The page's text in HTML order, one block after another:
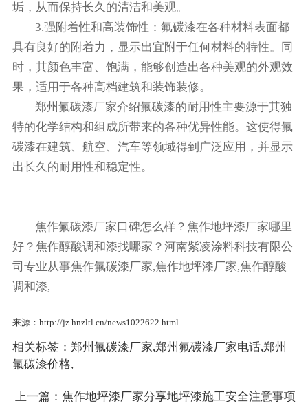
垢，从而保持长久的清洁和美观。
3.强附着性和高装饰性：氟碳漆在各种材料表面都
具有良好的附着力，显示出宜附于任何材料的特性。同
时，其颜色丰富、饱满，能够创造出各种美观的外观效
果，适用于各种高档建筑和装饰装修。
郑州氟碳漆厂家介绍氟碳漆的耐用性主要源于其独
特的化学结构和组成所带来的各种优异性能。这使得氟
碳漆在建筑、航空、汽车等领域得到广泛应用，并显示
出长久的耐用性和稳定性。
焦作氟碳漆厂家口碑怎么样？焦作地坪漆厂家哪里
好？焦作醇酸调和漆找哪家？河南紫凌涂料科技有限公
司专业从事焦作氟碳漆厂家,焦作地坪漆厂家,焦作醇酸
调和漆,
来源：http://jz.hnzltl.cn/news1022622.html
相关标签： 郑州氟碳漆厂家,郑州氟碳漆厂家电话,郑州
氟碳漆价格,
上一篇： 焦作地坪漆厂家分享地坪漆施工安全注意事项